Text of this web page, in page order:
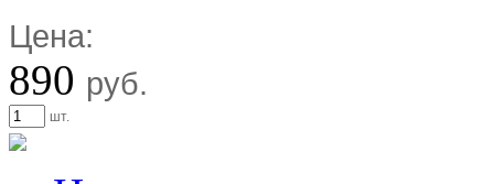
Цена:
890 руб.
шт.